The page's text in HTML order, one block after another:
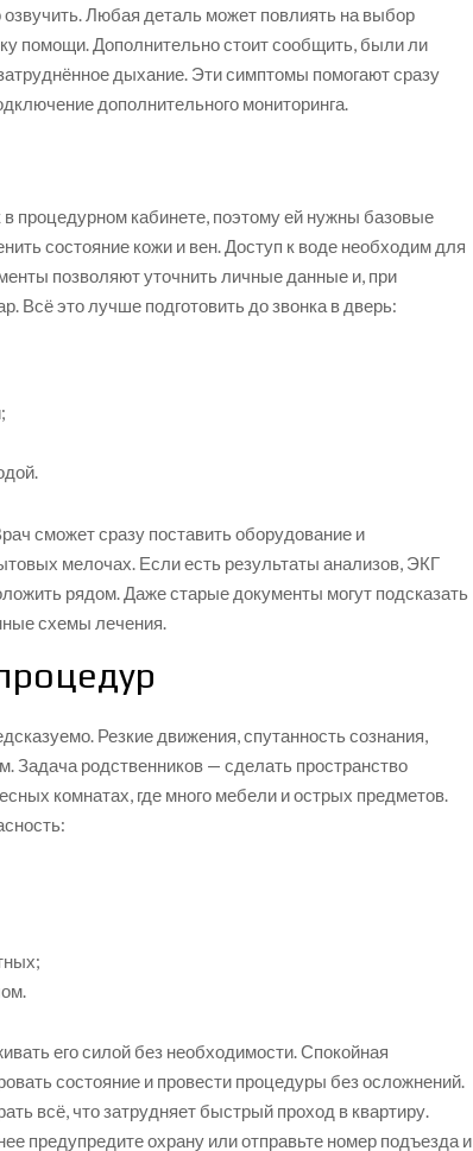
Любая деталь может повлиять на выбор
помощи. Дополнительно стоит сообщить, были ли
дыхание. Эти симптомы помогают сразу
дополнительного мониторинга.
в процедурном кабинете, поэтому ей нужны базовые
состояние кожи и вен. Доступ к воде необходим для
позволяют уточнить личные данные и, при
Всё это лучше подготовить до звонка в дверь:
сможет сразу поставить оборудование и
мелочах. Если есть результаты анализов, ЭКГ
рядом. Даже старые документы могут подсказать
схемы лечения.
Резкие движения, спутанность сознания,
Задача родственников — сделать пространство
комнатах, где много мебели и острых предметов.
его силой без необходимости. Спокойная
состояние и провести процедуры без осложнений.
всё, что затрудняет быстрый проход в квартиру.
предупредите охрану или отправьте номер подъезда и